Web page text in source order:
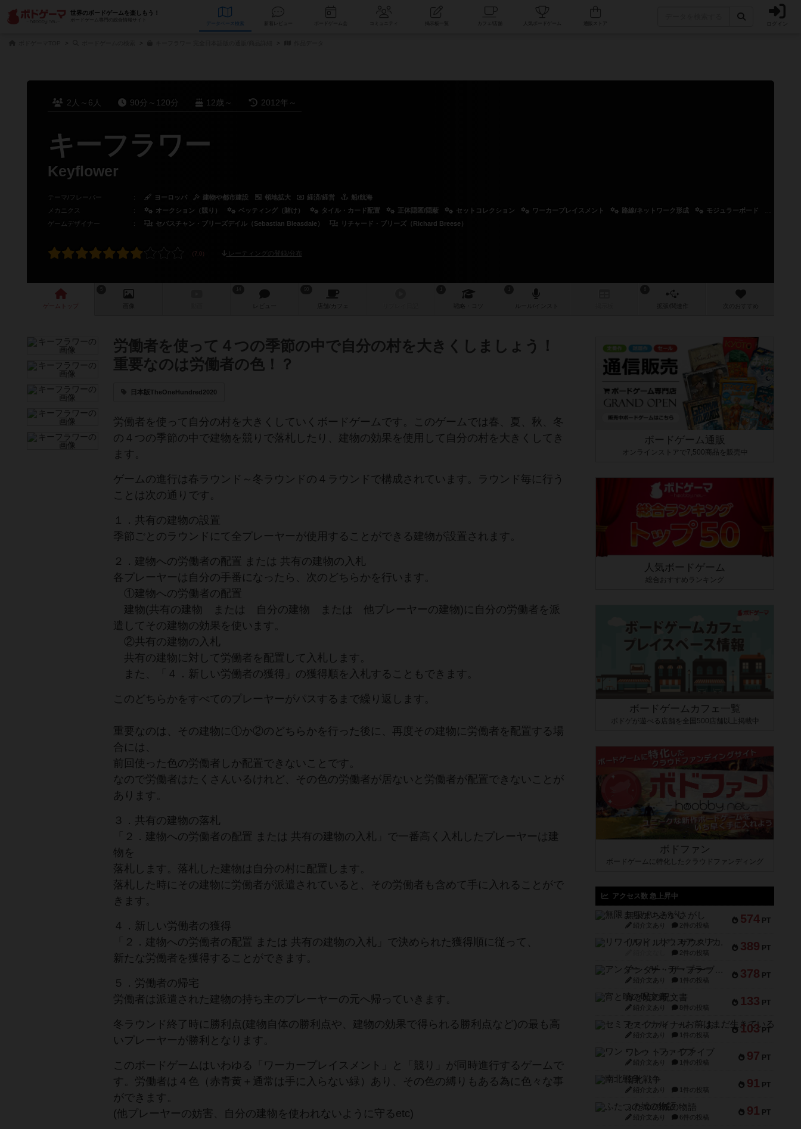
世界のボードゲームを楽しもう！
ボードゲーム専門の総合情報サイト
データベース コミュニティ 人気ボードゲーム ログイン
2人～6人 90分～120分 12歳～ 2012年～
キーフラワー
Keyflower
テーマ/フレーバー ： ヨーロッパ 建物や都市建設 領地拡大 経済/経営
船/航海
メカニクス
： オークション（競り） ベッティング（賭け） タイル・カード配置 正体隠匿/隠蔽 セットコレクション ワーカープレイスメント 路線/ネットワーク形成 モジュラーボード
ゲームデザイナー
： セバスチャン・ブリーズデイル（Sebastian Bleasdale） リチャード・ブリーズ（Richard Breese）
レーティングの登録/分布
ゲーム 画像 レビュー 店舗/ カフェ 戦略 作 次のおすすめ
労働者を使って４つの季節の中で自分の村を大きくしましょう！
重要なのは労働者の色！？
日本版TheOneHundred2020
労働者を使って自分の村を大きくしていくボードゲームです。このゲームでは春、夏、秋、冬
の４つの季節の中で建物を競りで落札したり、建物の効果を使用して自分の村を大きくしてき
ます。
ゲームの進行は春ラウンド～冬ラウンドの４ラウンドで構成されています。ラウンド毎に行う
ことは次の通りです。
１．共有の建物の設置
季節ごとのラウンドにて全プレーヤーが使用することができる建物が設置されます。
２．建物への労働者の配置 または 共有の建物の入札
各プレーヤーは自分の手番になったら、次のどちらかを行います。
①建物への労働者の配置
建物(共有の建物 または 自分の建物 または 他プレーヤーの建物)に自分の労働者を派
遣してその建物の効果を使います。
②共有の建物の入札
共有の建物に対して労働者を配置して入札します。
また、「４．新しい労働者の獲得」の獲得順を入札することもできます。
このどちらかをすべてのプレーヤーがパスするまで繰り返します。
重要なのは、その建物に①か②のどちらかを行った後に、再度その建物に労働者を配置する場
合には、
前回使った色の労働者しか配置できないことです。
なので労働者はたくさんいるけれど、その色の労働者が居ないと労働者が配置できないことが
あります。
３．共有の建物の落札
「２．建物への労働者の配置 または 共有の建物の入札」で一番高く入札したプレーヤーは建
物を
落札します。落札した建物は自分の村に配置します。
落札した時にその建物に労働者が派遣されていると、その労働者も含めて手に入れることがで
きます。
４．新しい労働者の獲得
「２．建物への労働者の配置 または 共有の建物の入札」で決められた獲得順に従って、
新たな労働者を獲得することができます。
５．労働者の帰宅
労働者は派遣された建物の持ち主のプレーヤーの元へ帰っていきます。
冬ラウンド終了時に勝利点(建物自体の勝利点や、建物の効果で得られる勝利点など)の最も高
いプレーヤーが勝利となります。
このボードゲームはいわゆる「ワーカープレイスメント」と「競り」が同時進行するゲームで
す。労働者は４色（赤青黄＋通常は手に入らない緑）あり、その色の縛りもある為に色々な事
ができます。
(他プレーヤーの妨害、自分の建物を使われないように守るetc)
ボードゲーム通販
オンラインストアで7,500商品を販売中
人気ボードゲーム
総合おすすめランキング
ボードゲームカフェ一覧
ボドゲが遊べる店舗を全国500店舗以上掲載中
ボドファン
ボードゲームに特化したクラウドファンディング
アクセス数 急上昇中
574 PT
無限まちがいさがし
紹介文あり 2件の投稿
389 PT
リワイルド：サウスアメリカ
2件の投稿
378 PT
アンダー・ザ・テーブラー
紹介文あり 1件の投稿
133 PT
宵と暁の呪文書
紹介文あり 8件の投稿
103 PT
セミファイナル ～お前はまだ生きている～
紹介文あり 1件の投稿
97 PT
ワン・トゥ・ファイブ
紹介文あり 1件の投稿
91 PT
南北戦争
紹介文あり 1件の投稿
91 PT
ふたつの城の物語
紹介文あり 6件の投稿